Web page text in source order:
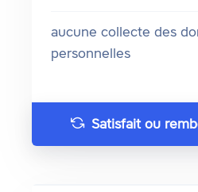
aucune collecte des
personnelles
Satisfait ou